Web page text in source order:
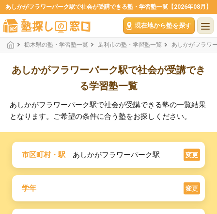
あしかがフラワーパーク駅で社会が受講できる塾・学習塾一覧【2026年08月】
現在地から塾を探す
栃木県の塾・学習塾一覧 足利市の塾・学習塾一覧 あしかがフラワ
あしかがフラワーパーク駅で社会が受講でき
る学習塾一覧
あしかがフラワーパーク駅で社会が受講できる塾の一覧結果
となります。ご希望の条件に合う塾をお探しください。
市区町村・駅 あしかがフラワーパーク駅 変更
学年 変更